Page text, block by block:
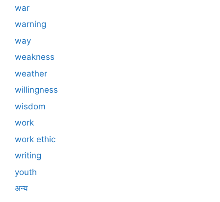
war
warning
way
weakness
weather
willingness
wisdom
work
work ethic
writing
youth
अन्य